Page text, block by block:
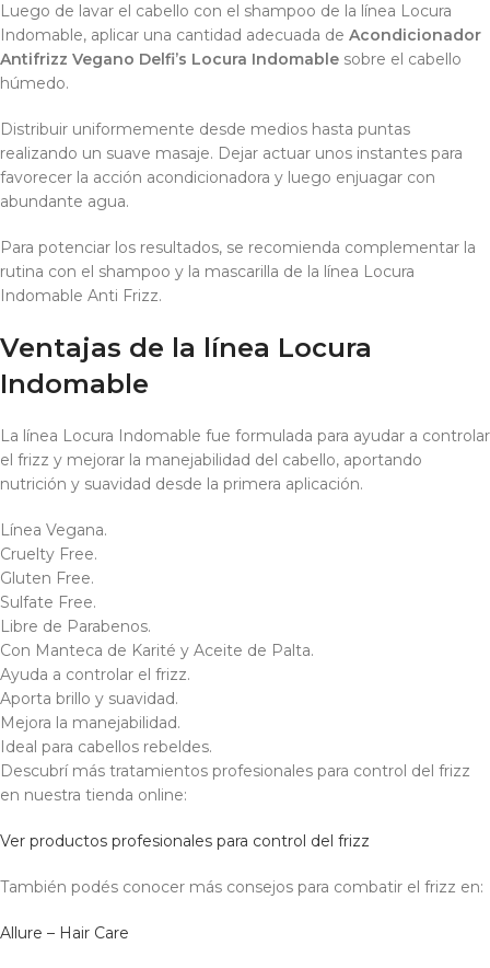
Luego de lavar el cabello con el shampoo de la línea Locura
Indomable, aplicar una cantidad adecuada de Acondicionador
Antifrizz Vegano Delfi’s Locura Indomable sobre el cabello
húmedo.
Distribuir uniformemente desde medios hasta puntas
realizando un suave masaje. Dejar actuar unos instantes para
favorecer la acción acondicionadora y luego enjuagar con
abundante agua.
Para potenciar los resultados, se recomienda complementar la
rutina con el shampoo y la mascarilla de la línea Locura
Indomable Anti Frizz.
Ventajas de la línea Locura
Indomable
La línea Locura Indomable fue formulada para ayudar a controlar
el frizz y mejorar la manejabilidad del cabello, aportando
nutrición y suavidad desde la primera aplicación.
Línea Vegana.
Cruelty Free.
Gluten Free.
Sulfate Free.
Libre de Parabenos.
Con Manteca de Karité y Aceite de Palta.
Ayuda a controlar el frizz.
Aporta brillo y suavidad.
Mejora la manejabilidad.
Ideal para cabellos rebeldes.
Descubrí más tratamientos profesionales para control del frizz
en nuestra tienda online:
Ver productos profesionales para control del frizz
También podés conocer más consejos para combatir el frizz en:
Allure – Hair Care